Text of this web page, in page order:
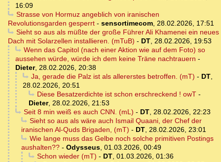
16:09
Strasse von Hormuz angeblich von iranischen
Revolutionsgarden gesperrt - sensortimecom, 28.02.2026, 17:51
Sieht so aus als müßte der große Führer Ali Khamenei ein neues
Dach mit Solarzellen installieren. (mTuB) - DT, 28.02.2026, 19:53
Wenn das Capitol (nach einer Aktion wie auf dem Foto) so
aussehen würde, würde ich dem keine Träne nachtrauern -
Dieter, 28.02.2026, 20:38
Ja, gerade die Palz ist als allererstes betroffen. (mT) - DT,
28.02.2026, 20:51
Diese Besatzerdichte ist schon erschreckend ! owT-
Dieter, 28.02.2026, 21:53
Seit 8 min weiß es auch CNN. (mL) - DT, 28.02.2026, 22:23
Sieht so aus als wäre auch Ismail Quaani, der Chef der
iranischen Al-Quds Brigaden, (mT) - DT, 28.02.2026, 23:01
Wie lange muss das Gelbe noch solche primitiven Postings
aushalten?? - Odysseus, 01.03.2026, 00:49
Schon wieder (mT) - DT, 01.03.2026, 01:36